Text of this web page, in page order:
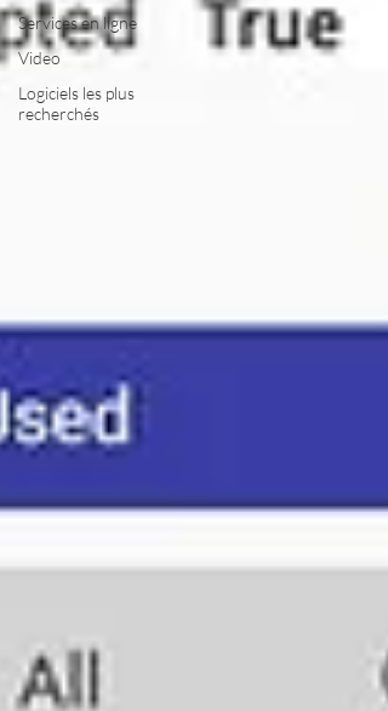
Services en ligne
Video
Logiciels les plus
recherchés